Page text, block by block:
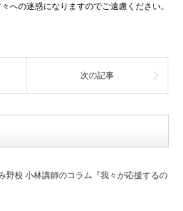
への迷惑になりますのでご遠慮ください。
次の記事
野校 小林講師のコラム『我々が応援するの